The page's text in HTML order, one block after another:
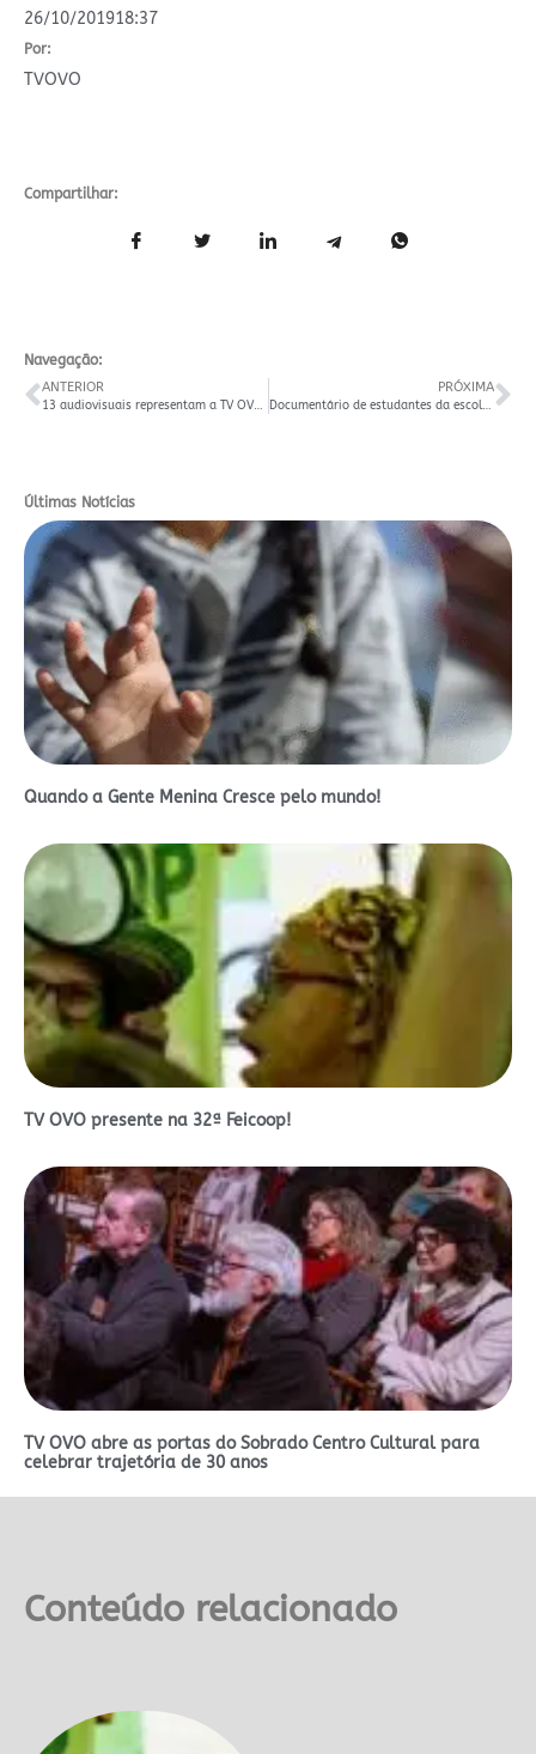
26/10/201918:37
Por:
TVOVO
Compartilhar:
Navegação:
ANTERIOR
13 audiovisuais representam a TV OVO em festivais santa-marienses
PRÓXIMA
Documentário de estudantes da escola Winderlich ganha Melhor Direção no Cinest
Últimas Notícias
Quando a Gente Menina Cresce pelo mundo!
TV OVO presente na 32ª Feicoop!
TV OVO abre as portas do Sobrado Centro Cultural para
celebrar trajetória de 30 anos
Conteúdo relacionado